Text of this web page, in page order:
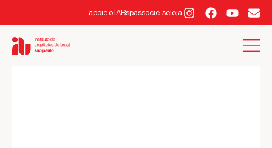
apoie o IABspassocie-seloja